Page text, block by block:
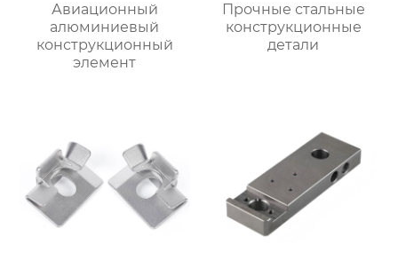
Авиационный
алюминиевый
конструкционный
элемент
Прочные стальные
конструкционные
детали